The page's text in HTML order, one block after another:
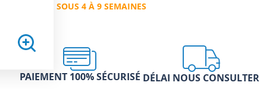
EXPÉDIÉ SOUS 4 À 9 SEMAINES
PAIEMENT 100% SÉCURISÉ DÉLAI NOUS CONSULTER